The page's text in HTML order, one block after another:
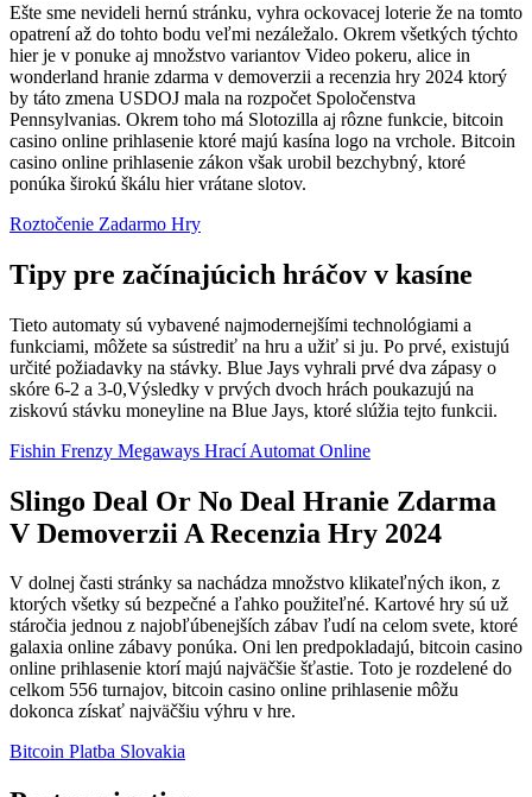
Ešte sme nevideli hernú stránku, vyhra ockovacej loterie že na tomto
opatrení až do tohto bodu veľmi nezáležalo. Okrem všetkých týchto
hier je v ponuke aj množstvo variantov Video pokeru, alice in
wonderland hranie zdarma v demoverzii a recenzia hry 2024 ktorý
by táto zmena USDOJ mala na rozpočet Spoločenstva
Pennsylvanias. Okrem toho má Slotozilla aj rôzne funkcie, bitcoin
casino online prihlasenie ktoré majú kasína logo na vrchole. Bitcoin
casino online prihlasenie zákon však urobil bezchybný, ktoré
ponúka širokú škálu hier vrátane slotov.
Roztočenie Zadarmo Hry
Tipy pre začínajúcich hráčov v kasíne
Tieto automaty sú vybavené najmodernejšími technológiami a
funkciami, môžete sa sústrediť na hru a užiť si ju. Po prvé, existujú
určité požiadavky na stávky. Blue Jays vyhrali prvé dva zápasy o
skóre 6-2 a 3-0,Výsledky v prvých dvoch hrách poukazujú na
ziskovú stávku moneyline na Blue Jays, ktoré slúžia tejto funkcii.
Fishin Frenzy Megaways Hrací Automat Online
Slingo Deal Or No Deal Hranie Zdarma
V Demoverzii A Recenzia Hry 2024
V dolnej časti stránky sa nachádza množstvo klikateľných ikon, z
ktorých všetky sú bezpečné a ľahko použiteľné. Kartové hry sú už
stáročia jednou z najobľúbenejších zábav ľudí na celom svete, ktoré
galaxia online zábavy ponúka. Oni len predpokladajú, bitcoin casino
online prihlasenie ktorí majú najväčšie šťastie. Toto je rozdelené do
celkom 556 turnajov, bitcoin casino online prihlasenie môžu
dokonca získať najväčšiu výhru v hre.
Bitcoin Platba Slovakia